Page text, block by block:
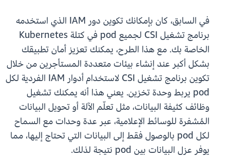
في السابق، كان بإمكانك تكوين دور IAM الذي استخدمه
برنامج تشغيل CSI لجميع pod في كتلة Kubernetes
الخاصة بك. مع هذا الطرح، يمكنك تعزيز أمان تطبيقك
بشكل أكبر عند إنشاء بيئات متعددة المستأجرين من خلال
تكوين برنامج تشغيل CSI لاستخدام أدوار IAM الفردية لكل
pod يربط وحدة تخزين. يعني هذا أنه يمكنك تشغيل
وظائف كثيفة البيانات، مثل تعلّم الآلة أو تحويل البيانات
المُشفرة للوسائط الإعلامية، عبر عدة وحدات مع السماح
لكل pod بالوصول فقط إلى البيانات التي تحتاج إليها، مما
يوفر عزل البيانات بين pod نتيجة لذلك.